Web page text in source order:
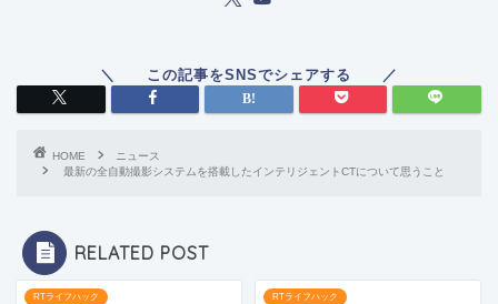
HOME
ニュース
最新の全自動撮影システムを搭載したインテリジェントCTについて思うこと
RELATED POST
RTライフハック RTライフハック